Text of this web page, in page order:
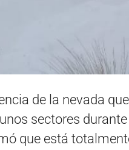
de la nevada
sectores
que está